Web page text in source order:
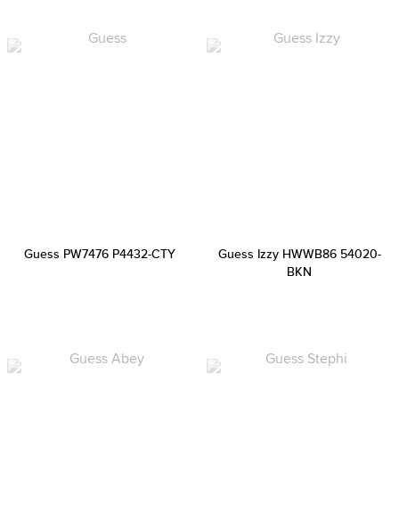
Guess PW7476 P4432-CTY
Guess Izzy HWWB86 54020-
BKN